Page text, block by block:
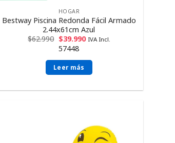
HOGAR
Bestway Piscina Redonda Fácil Armado
2.44x61cm Azul
$62.990 $39.990 IVA Incl.
57448
Leer más